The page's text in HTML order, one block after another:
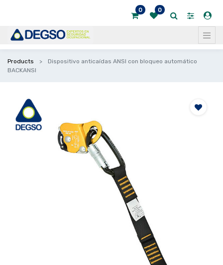
0 0
Products
Dispositivo anticaídas ANSI con bloqueo automático
BACKANSI